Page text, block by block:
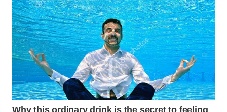
WN
BOROBUDUR
WN
MADURA
WN
SURABAYA